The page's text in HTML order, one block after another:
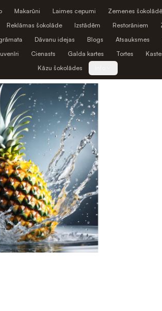
Makarūni Laimes cepumi Zemenes šokolādē
Reklāmas šokolāde Izstādēm Restorāniem
Dāvanu idejas Blogs Atsauksmes
Cienasts Galda kartes Tortes
Kāzu šokolādes